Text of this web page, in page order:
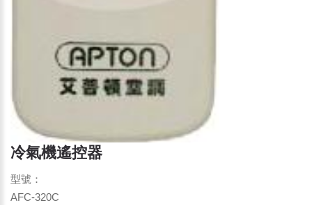
冷氣機遙控器
型號：
AFC-320C